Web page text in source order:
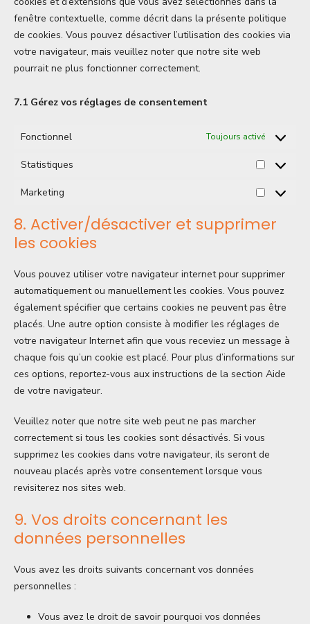
fenêtre contextuelle, comme décrit dans la présente politique
de cookies. Vous pouvez désactiver l’utilisation des cookies via
votre navigateur, mais veuillez noter que notre site web
pourrait ne plus fonctionner correctement.
7.1 Gérez vos réglages de consentement
Fonctionnel Toujours activé
Statistiques
Marketing
8. Activer/désactiver et supprimer
les cookies
Vous pouvez utiliser votre navigateur internet pour supprimer
automatiquement ou manuellement les cookies. Vous pouvez
également spécifier que certains cookies ne peuvent pas être
placés. Une autre option consiste à modifier les réglages de
votre navigateur Internet afin que vous receviez un message à
chaque fois qu’un cookie est placé. Pour plus d’informations sur
ces options, reportez-vous aux instructions de la section Aide
de votre navigateur.
Veuillez noter que notre site web peut ne pas marcher
correctement si tous les cookies sont désactivés. Si vous
supprimez les cookies dans votre navigateur, ils seront de
nouveau placés après votre consentement lorsque vous
revisiterez nos sites web.
9. Vos droits concernant les
données personnelles
Vous avez les droits suivants concernant vos données
personnelles :
Vous avez le droit de savoir pourquoi vos données